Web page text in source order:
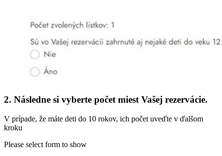
2. Následne si vyberte počet miest Vašej rezervácie.
V prípade, že máte deti do 10 rokov, ich počet uveďte v ďalšom
kroku
Please select form to show